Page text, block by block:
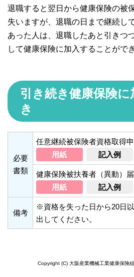
退職すると翌日から健康保険の被
失いますが、退職の日まで継続し
あった人は、退職したあと引きつ
して健康保険に加入することがで
引き続き健康保険に
き
必要
書類
任意継続被保険者資格取得
用紙
記入例
健康保険被扶養者（異動）届
用紙
記入例
備考
※資格を失った日から20日
出してください。
Copyright (C) 大阪産業機械工業健康保険